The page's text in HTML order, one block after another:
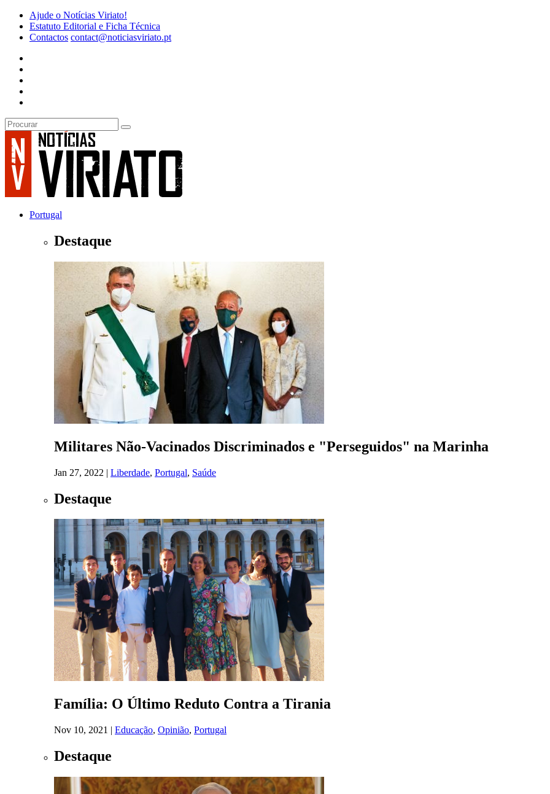
Ajude o Notícias Viriato!
Estatuto Editorial e Ficha Técnica
Contactos contact@noticiasviriato.pt
Portugal
Destaque
Militares Não-Vacinados Discriminados e "Perseguidos" na Marinha
Jan 27, 2022 | Liberdade, Portugal, Saúde
Destaque
Família: O Último Reduto Contra a Tirania
Nov 10, 2021 | Educação, Opinião, Portugal
Destaque